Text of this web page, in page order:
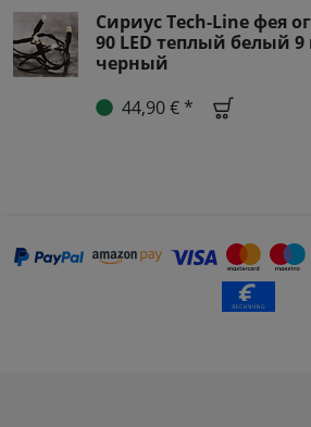
Сириус Tech-Line фея
90 LED теплый белый
черный
44,90 € *